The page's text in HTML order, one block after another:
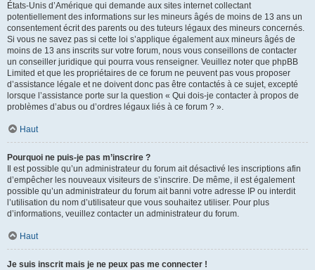
États-Unis d’Amérique qui demande aux sites internet collectant
potentiellement des informations sur les mineurs âgés de moins de 13 ans un
consentement écrit des parents ou des tuteurs légaux des mineurs concernés.
Si vous ne savez pas si cette loi s’applique également aux mineurs âgés de
moins de 13 ans inscrits sur votre forum, nous vous conseillons de contacter
un conseiller juridique qui pourra vous renseigner. Veuillez noter que phpBB
Limited et que les propriétaires de ce forum ne peuvent pas vous proposer
d’assistance légale et ne doivent donc pas être contactés à ce sujet, excepté
lorsque l’assistance porte sur la question « Qui dois-je contacter à propos de
problèmes d’abus ou d’ordres légaux liés à ce forum ? ».
Haut
Pourquoi ne puis-je pas m’inscrire ?
Il est possible qu’un administrateur du forum ait désactivé les inscriptions afin
d’empêcher les nouveaux visiteurs de s’inscrire. De même, il est également
possible qu’un administrateur du forum ait banni votre adresse IP ou interdit
l’utilisation du nom d’utilisateur que vous souhaitez utiliser. Pour plus
d’informations, veuillez contacter un administrateur du forum.
Haut
Je suis inscrit mais je ne peux pas me connecter !